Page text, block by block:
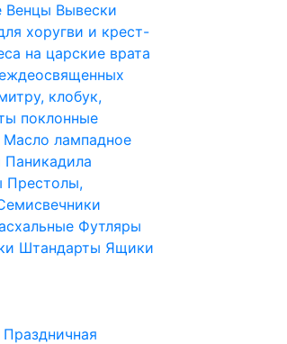
Венцы Вывески
хоругви и крест-
на царские врата
клобук,
поклонные
Масло лампадное
Паникадила
Престолы,
Футляры
Штандарты Ящики
Праздничная